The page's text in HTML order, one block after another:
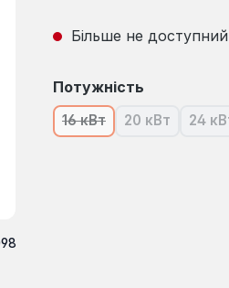
Більше не доступний
Виберіть
Потужність
16 кВт(Ця опція наразі
20 кВт(Ця опція
24